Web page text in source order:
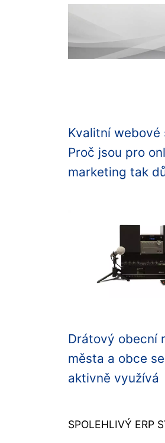
Kvalitní webové
Proč jsou pro
marketing tak
Drátový obecní
města a obce
aktivně využívá
SPOLEHLIVÝ ERP